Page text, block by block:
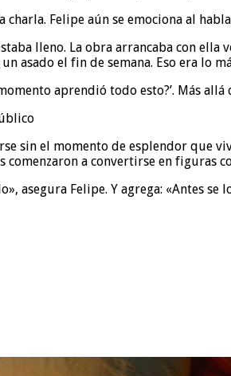
Felipe aún se emociona al
lleno. La obra arrancaba con ella
asado el fin de semana. Eso era lo
aprendió todo esto?’. Más
sin el momento de esplendor que
a convertirse en
asegura Felipe. Y agrega: «Antes